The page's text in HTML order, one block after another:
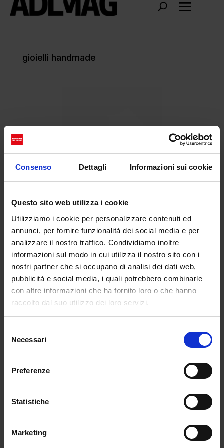
Consenso Dettagli Informazioni sui cookie
Questo sito web utilizza i cookie
Utilizziamo i cookie per personalizzare contenuti ed
annunci, per fornire funzionalità dei social media e per
analizzare il nostro traffico. Condividiamo inoltre
informazioni sul modo in cui utilizza il nostro sito con i
nostri partner che si occupano di analisi dei dati web,
pubblicità e social media, i quali potrebbero combinarle
con altre informazioni che ha fornito loro o che hanno
raccolto dal suo utilizzo dei loro servizi.
delNecessari
Preferenze
Statistiche
Marketing
gioielli handmade
IDA CALLEGARO. GIOIELLI
CONTEMPORANEI made in italy
daRedazione|Dic 16, 2015 |LIFESTYLE
I gioielli contemporanei della designer
sorprendenti che, attraverso un linguaggio
Italy, seducono ed affascinano. Simpatici
925, sono il leitmotiv delle collezioni della
ogni […]